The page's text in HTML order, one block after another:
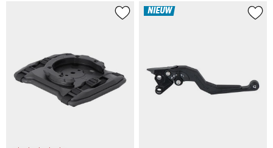
NIEUW